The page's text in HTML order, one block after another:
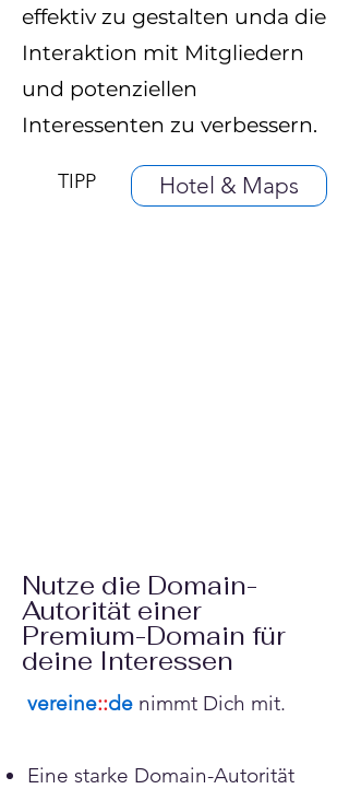
effektiv zu gestalten unda die
Interaktion mit Mitgliedern
und potenziellen
Interessenten zu verbessern.
TIPP Hotel & Maps
​vereine::de nimmt Dich mit.
Eine starke Domain-Autorität
Nutze die Domain-
Autorität einer
Premium-Domain für
deine Interessen